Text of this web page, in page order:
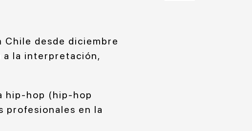
Chile desde diciembre
a la interpretación,
hip-hop (hip-hop
profesionales en la